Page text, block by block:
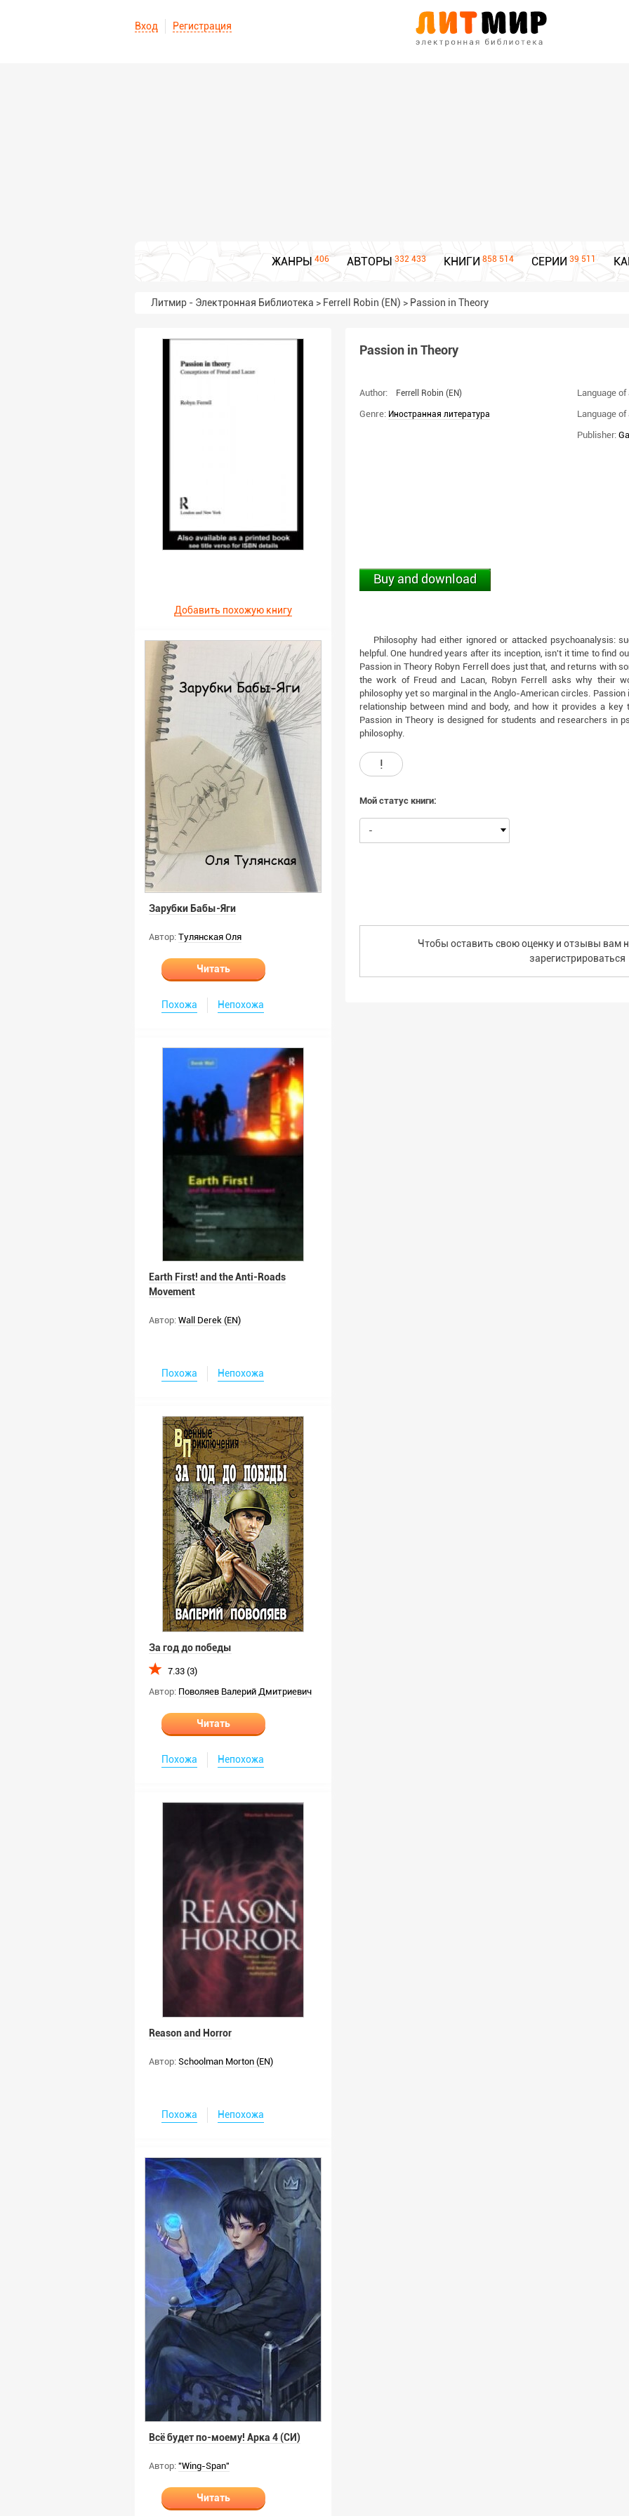
Вход Регистрация
ЖАНРЫ 406 АВТОРЫ 332 433 КНИГИ 858 514 СЕРИИ 39 511
Литмир - Электронная Библиотека > Ferrell Robin (EN) > Passion in Theory
Добавить похожую книгу
Зарубки Бабы-Яги
Автор: Тулянская Оля
Читать
Похожа Непохожа
Earth First! and the Anti-Roads
Movement
Автор: Wall Derek (EN)
Похожа Непохожа
За год до победы
7.33 (3)
Автор: Поволяев Валерий Дмитриевич
Читать
Похожа Непохожа
Reason and Horror
Автор: Schoolman Morton (EN)
Похожа Непохожа
Всё будет по-моему! Арка 4 (СИ)
Автор: "Wing-Span"
Читать
Passion in Theory
Author: Ferrell Robin (EN)
Genre: Иностранная литература
Language of
Language
Publisher:
Buy and download
Philosophy had either ignored or attacked psychoanalysis:
helpful. One hundred years after its inception, isn't it time to find
Passion in Theory Robyn Ferrell does just that, and returns with
the work of Freud and Lacan, Robyn Ferrell asks why their
philosophy yet so marginal in the Anglo-American circles.
relationship between mind and body, and how it provides a
Passion in Theory is designed for students and researchers in
philosophy.
!
Мой статус книги:
-
Чтобы оставить свою оценку и отзывы вам
зарегистрироваться